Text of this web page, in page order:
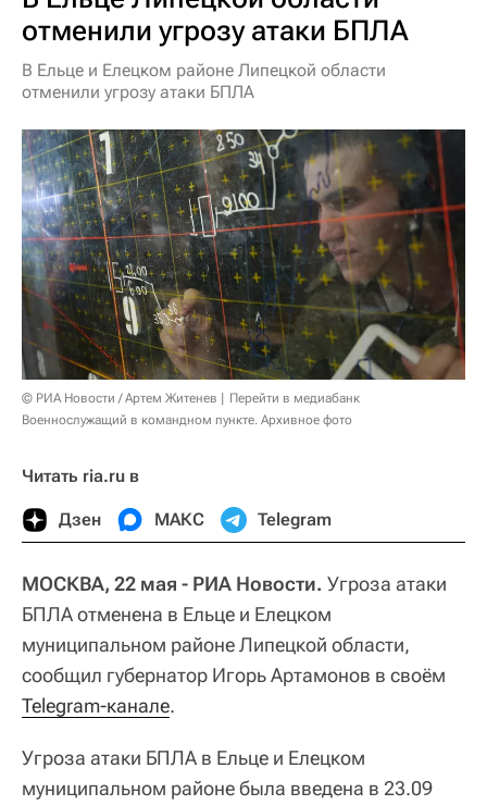
отменили угрозу атаки БПЛА
В Ельце и Елецком районе Липецкой области
отменили угрозу атаки БПЛА
© РИА Новости / Артем Житенев
Перейти в медиабанк
Военнослужащий в командном пункте. Архивное фото
Читать ria.ru в
Дзен МАКС Telegram
МОСКВА, 22 мая - РИА Новости. Угроза атаки
БПЛА отменена в Ельце и Елецком
муниципальном районе Липецкой области,
сообщил губернатор Игорь Артамонов в своём
Telegram-канале.
Угроза атаки БПЛА в Ельце и Елецком
муниципальном районе была введена в 23.09